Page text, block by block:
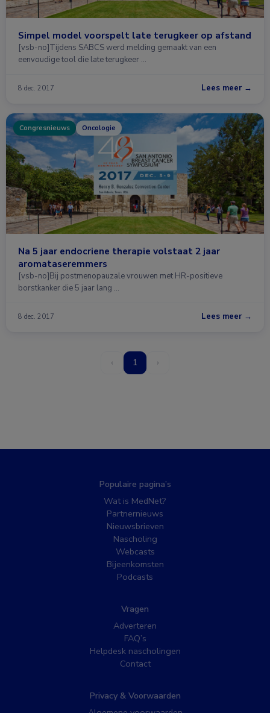
Simpel model voorspelt late terugkeer op afstand
[vsb-no]Tijdens SABCS werd melding gemaakt van een
eenvoudige tool die late terugkeer …
8 dec. 2017 Lees meer →
Congresnieuws Oncologie
Na 5 jaar endocriene therapie volstaat 2 jaar
aromataseremmers
[vsb-no]Bij postmenopauzale vrouwen met HR-positieve
borstkanker die 5 jaar lang …
8 dec. 2017 Lees meer →
‹ 1 ›
Populaire pagina’s
Wat is MedNet?
Partnernieuws
Nieuwsbrieven
Nascholing
Webcasts
Bijeenkomsten
Podcasts
Vragen
Adverteren
FAQ’s
Helpdesk nascholingen
Contact
Privacy & Voorwaarden